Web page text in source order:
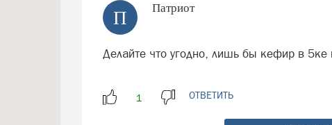
П Патриот
Делайте что угодно, лишь бы кефир в 5ке
ОТВЕТИТЬ